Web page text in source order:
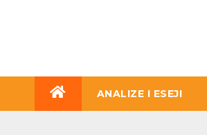
ANALIZE I ESEJI